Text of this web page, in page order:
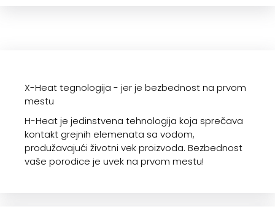
X-Heat tegnologija - jer je bezbednost na prvom
mestu
H-Heat je jedinstvena tehnologija koja sprečava
kontakt grejnih elemenata sa vodom,
produžavajući životni vek proizvoda. Bezbednost
vaše porodice je uvek na prvom mestu!